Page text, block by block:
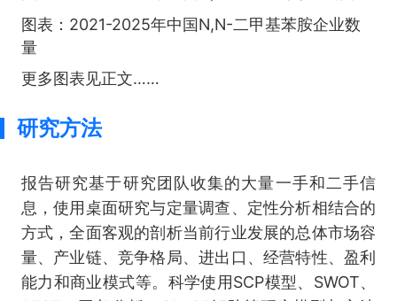
图表：2021-2025年中国N,N-二甲基苯胺企业数
量
更多图表见正文……
研究方法
报告研究基于研究团队收集的大量一手和二手信
息，使用桌面研究与定量调查、定性分析相结合的
方式，全面客观的剖析当前行业发展的总体市场容
量、产业链、竞争格局、进出口、经营特性、盈利
能力和商业模式等。科学使用SCP模型、SWOT、